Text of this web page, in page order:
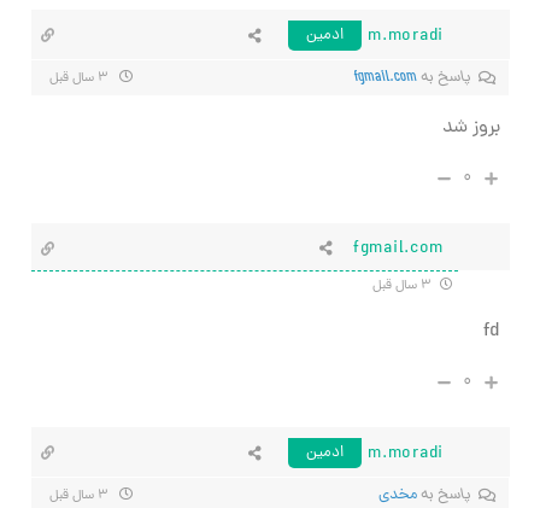
m.moradi
ادمین
پاسخ بهfgmail.com
بروز شد
۰
fgmail.com
fd
۰
m.moradi
ادمین
پاسخ بهمخدی